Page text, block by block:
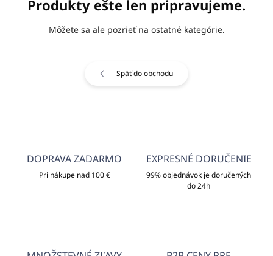
Produkty ešte len pripravujeme.
Môžete sa ale pozrieť na ostatné kategórie.
Späť do obchodu
DOPRAVA ZADARMO
Pri nákupe nad 100 €
EXPRESNÉ DORUČENIE
99% objednávok je doručených
do 24h